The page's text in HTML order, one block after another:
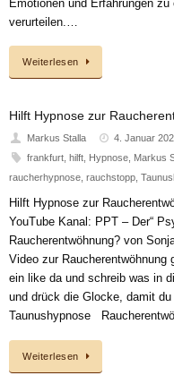
Emotionen und Erfahrungen
verurteilen.…
Weiterlesen
Hilft Hypnose zur
Markus Stalla 4. Januar
frankfurt, hilft, Hypnose, Markus
raucherhypnose, rauchstopp,
Hilft Hypnose zur
YouTube Kanal: PPT – Der“
Raucherentwöhnung? von
Video zur Raucherentwöhnung
ein like da und schreib was in
und drück die Glocke, damit
Taunushypnose
Weiterlesen